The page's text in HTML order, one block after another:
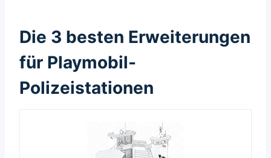
Die 3 besten Erweiterungen
für Playmobil-
Polizeistationen